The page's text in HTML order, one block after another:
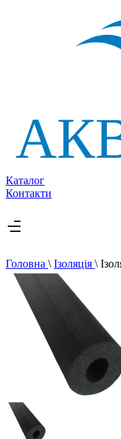
Каталог
Контакти
Головна \ Ізоляція \